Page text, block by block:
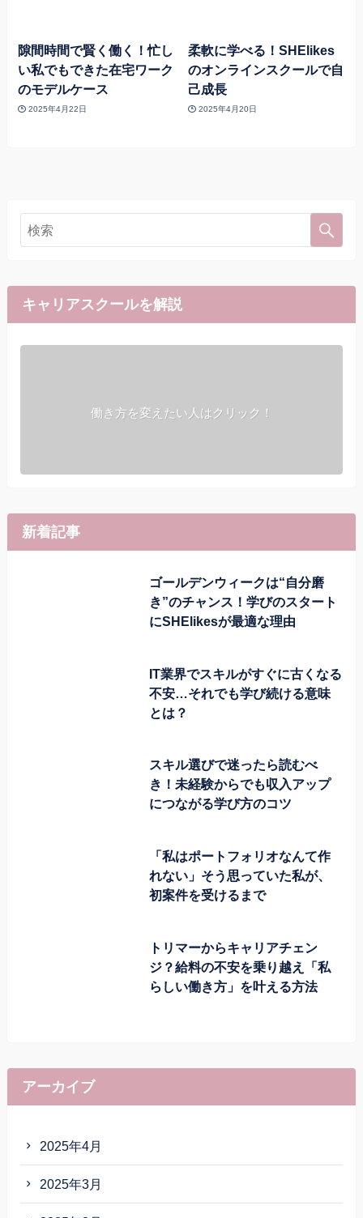
隙間時間で賢く働く！忙し
い私でもできた在宅ワーク
のモデルケース
2025年4月22日
柔軟に学べる！SHElikes
のオンラインスクールで自
己成長
2025年4月20日
キャリアスクールを解説
働き方を変えたい人はクリック！
新着記事
ゴールデンウィークは“自分磨
き”のチャンス！学びのスタート
にSHElikesが最適な理由
IT業界でスキルがすぐに古くなる
不安…それでも学び続ける意味
とは？
スキル選びで迷ったら読むべ
き！未経験からでも収入アップ
につながる学び方のコツ
「私はポートフォリオなんて作
れない」そう思っていた私が、
初案件を受けるまで
トリマーからキャリアチェン
ジ？給料の不安を乗り越え「私
らしい働き方」を叶える方法
アーカイブ
2025年4月
2025年3月